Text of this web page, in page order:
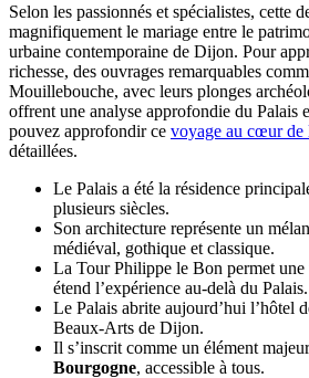
Selon les passionnés et spécialistes, cette
magnifiquement le mariage entre le
urbaine contemporaine de Dijon. Pour
richesse, des ouvrages remarquables
Mouillebouche, avec leurs plonges
offrent une analyse approfondie du Palais
pouvez approfondir ce voyage au cœur de
détaillées.
Le Palais a été la résidence
plusieurs siècles.
Son architecture représente un
médiéval, gothique et classique.
La Tour Philippe le Bon permet une
étend l’expérience au-delà du Palais.
Le Palais abrite aujourd’hui l’hôtel
Beaux-Arts de Dijon.
Il s’inscrit comme un élément
Bourgogne, accessible à tous.